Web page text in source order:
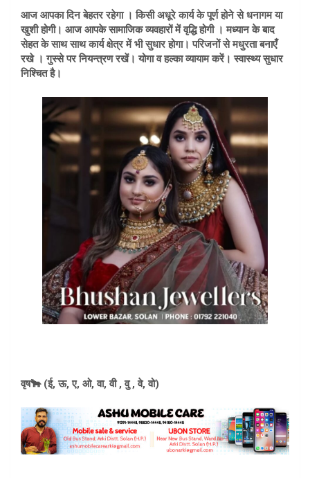
आज आपका दिन बेहतर रहेगा । किसी अधूरे कार्य के पूर्ण होने से धनागम या
खुशी होगी। आज आपके सामाजिक व्यवहारों में वृद्धि होगी । मध्यान के बाद
सेहत के साथ साथ कार्य क्षेत्र में भी सुधार होगा। परिजनों से मधुरता बनाएँ
रखे । गुस्से पर नियन्त्रण रखें। योगा व हल्का व्यायाम करें। स्वास्थ्य सुधार
निश्चित है।
वृष🐂 (ई, ऊ, ए, ओ, वा, वी , वु , वे, वो)